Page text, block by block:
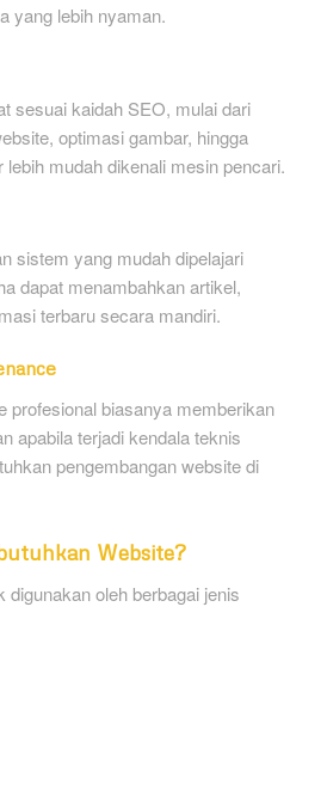
yang lebih nyaman.
sesuai kaidah SEO, mulai dari
optimasi gambar, hingga
mudah dikenali mesin pencari.
sistem yang mudah dipelajari
dapat menambahkan artikel,
terbaru secara mandiri.
profesional biasanya memberikan
apabila terjadi kendala teknis
pengembangan website di
Website?
oleh berbagai jenis